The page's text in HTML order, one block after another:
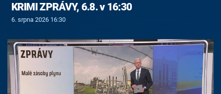
KRIMI ZPRÁVY, 6.8. v 16:30
6. srpna 2026 16:30